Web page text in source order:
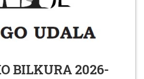
BILKURA 2026-